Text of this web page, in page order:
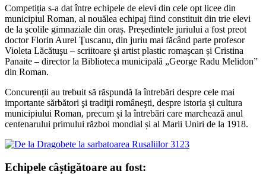
Competiția s-a dat între echipele de elevi din cele opt licee din
municipiul Roman, al nouălea echipaj fiind constituit din trie elevi
de la şcolile gimnaziale din oraș. Președintele juriului a fost preot
doctor Florin Aurel Ţuscanu, din juriu mai făcând parte profesor
Violeta Lăcătuşu – scriitoare şi artist plastic romaşcan și Cristina
Panaite – director la Biblioteca municipală „George Radu Melidon”
din Roman.
Concurenții au trebuit să răspundă la întrebări despre cele mai
importante sărbători şi tradiţii româneşti, despre istoria și cultura
municipiului Roman, precum și la întrebări care marchează anul
centenarului primului război mondial și al Marii Uniri de la 1918.
Echipele câștigătoare au fost: